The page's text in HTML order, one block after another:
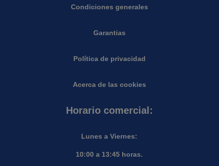
Condiciones generales
Garantias
Política de privacidad
Acerca de las cookies
Horario comercial:
Lunes a Viernes:
10:00 a 13:45 horas.